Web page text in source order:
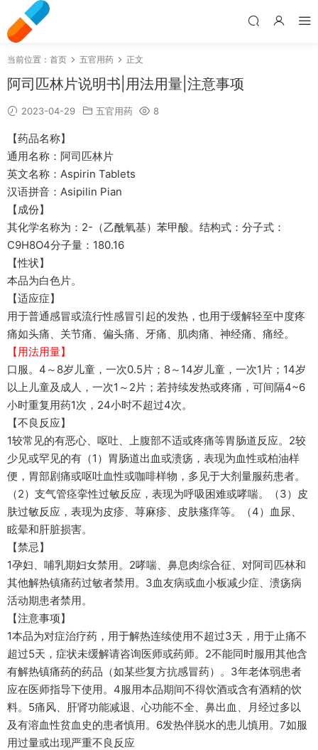
当前位置： 首页 五官用药 正文
阿司匹林片说明书|用法用量|注意事项
2023-04-29 五官用药 8
【药品名称】
通用名称：阿司匹林片
英文名称：Aspirin Tablets
汉语拼音：Asipilin Pian
【成份】
其化学名称为：2-（乙酰氧基）苯甲酸。结构式：分子式：
C9H8O4分子量：180.16
【性状】
本品为白色片。
【适应症】
用于普通感冒或流行性感冒引起的发热，也用于缓解轻至中度疼
痛如头痛、关节痛、偏头痛、牙痛、肌肉痛、神经痛、痛经。
【用法用量】
口服。4～8岁儿童，一次0.5片；8～14岁儿童，一次1片；14岁
以上儿童及成人，一次1～2片；若持续发热或疼痛，可间隔4~6
小时重复用药1次，24小时不超过4次。
【不良反应】
1较常见的有恶心、呕吐、上腹部不适或疼痛等胃肠道反应。2较
少见或罕见的有（1）胃肠道出血或溃疡，表现为血性或柏油样
便，胃部剧痛或呕吐血性或咖啡样物，多见于大剂量服药患者。
（2）支气管痉挛性过敏反应，表现为呼吸困难或哮喘。（3）皮
肤过敏反应，表现为皮疹、荨麻疹、皮肤瘙痒等。（4）血尿、
眩晕和肝脏损害。
【禁忌】
1孕妇、哺乳期妇女禁用。2哮喘、鼻息肉综合征、对阿司匹林和
其他解热镇痛药过敏者禁用。3血友病或血小板减少症、溃疡病
活动期患者禁用。
【注意事项】
1本品为对症治疗药，用于解热连续使用不超过3天，用于止痛不
超过5天，症状未缓解请咨询医师或药师。2不能同时服用其他含
有解热镇痛药的药品（如某些复方抗感冒药）。3年老体弱患者
应在医师指导下使用。4服用本品期间不得饮酒或含有酒精的饮
料。5痛风、肝肾功能减退、心功能不全、鼻出血、月经过多以
及有溶血性贫血史的患者慎用。6发热伴脱水的患儿慎用。7如服
用过量或出现严重不良反应